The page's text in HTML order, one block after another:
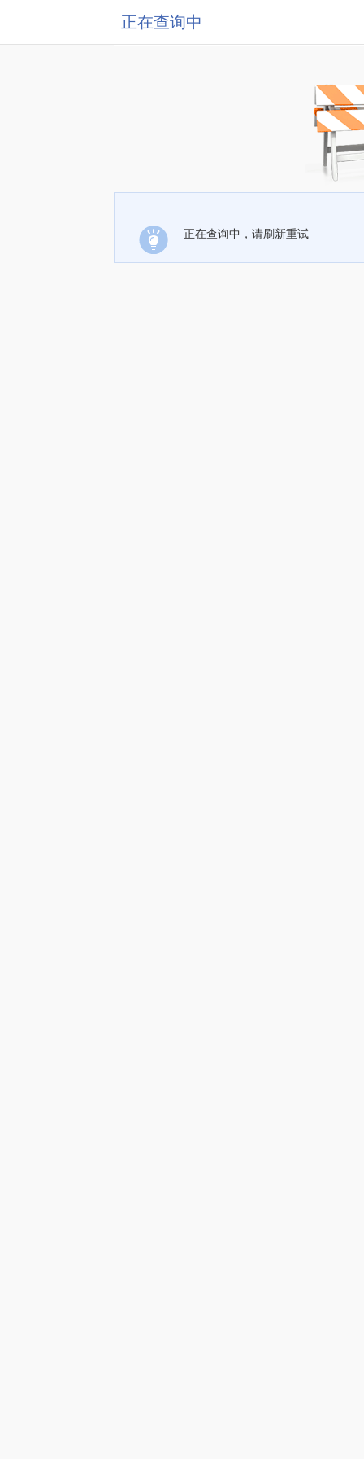
正在查询中
正在查询中，请刷新重试